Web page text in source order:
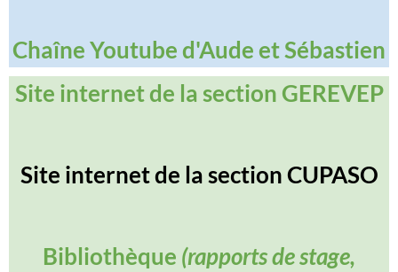
Chaîne Youtube d'Aude et Sébastien
Site internet de la section GEREVEP
Site internet de la section CUPASO
Bibliothèque (rapports de stage,